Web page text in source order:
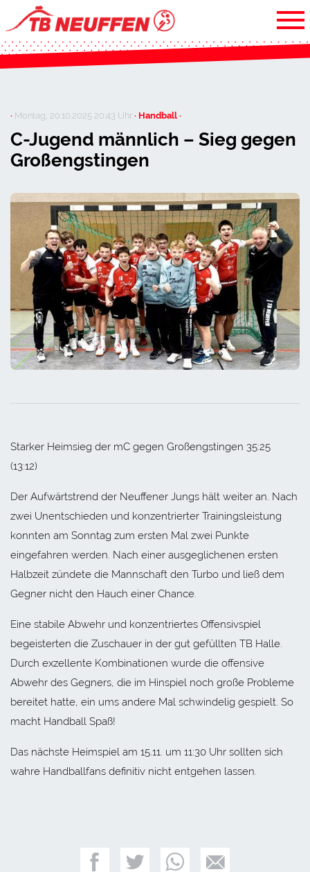
· Montag, 20.10.2025 20:43 Uhr· Handball ·
C-Jugend männlich – Sieg gegen
Großengstingen
Starker Heimsieg der mC gegen Großengstingen 35:25
(13:12)
Der Aufwärtstrend der Neuffener Jungs hält weiter an. Nach
zwei Unentschieden und konzentrierter Trainingsleistung
konnten am Sonntag zum ersten Mal zwei Punkte
eingefahren werden. Nach einer ausgeglichenen ersten
Halbzeit zündete die Mannschaft den Turbo und ließ dem
Gegner nicht den Hauch einer Chance.
Eine stabile Abwehr und konzentriertes Offensivspiel
begeisterten die Zuschauer in der gut gefüllten TB Halle.
Durch exzellente Kombinationen wurde die offensive
Abwehr des Gegners, die im Hinspiel noch große Probleme
bereitet hatte, ein ums andere Mal schwindelig gespielt. So
macht Handball Spaß!
Das nächste Heimspiel am 15.11. um 11:30 Uhr sollten sich
wahre Handballfans definitiv nicht entgehen lassen.